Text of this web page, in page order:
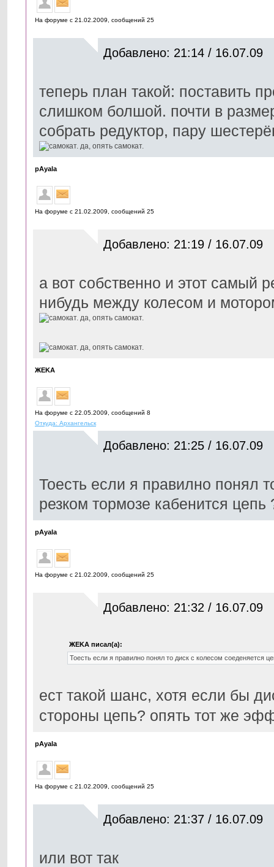
На форуме с 21.02.2009, cообщений 25
Добавлено: 21:14 / 16.07.09
теперь план такой: поставить
слишком болшой. почти в
собрать редуктор, пару
pAyala
На форуме с 21.02.2009, cообщений 25
Добавлено: 21:19 / 16.07.09
а вот собственно и этот самый
нибудь между колесом и
ЖЕKА
На форуме с 22.05.2009, cообщений 8
Откуда: Архангельск
Добавлено: 21:25 / 16.07.09
Тоесть если я правилно понял
резком тормозе кабенится цепь
pAyala
На форуме с 21.02.2009, cообщений 25
Добавлено: 21:32 / 16.07.09
ЖЕKА писал(а):
Тоесть если я правилно понял то диск с колесом соеденяется
ест такой шанс, хотя если бы
стороны цепь? опять тот же
pAyala
На форуме с 21.02.2009, cообщений 25
Добавлено: 21:37 / 16.07.09
или вот так